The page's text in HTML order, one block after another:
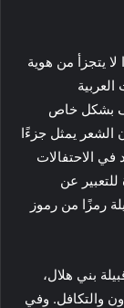
لا يتجزأ من هوية
بشكل خاص
الشعر يمثل جزءًا
في الاحتفالات
للتعبير عن
رمزًا من رموز
بني هلال،
والتكافل. وفي